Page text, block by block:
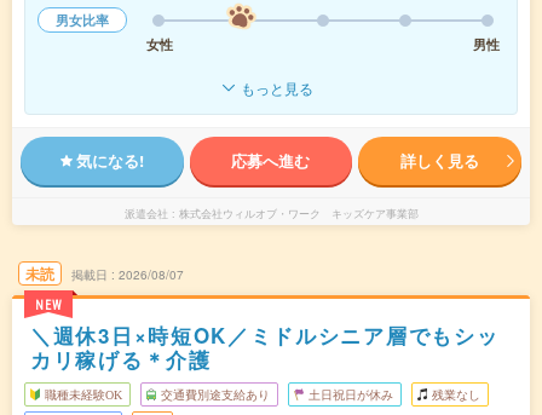
男女比率
女性
男性
もっと見る
気になる! 応募へ進む 詳しく見る
派遣会社 株式会社ウィルオブ・ワーク キッズケア事業部
未読
NEW
掲載日 2026/08/07
＼週休3日×時短OK／ミドルシニア層でもシッ
カリ稼げる＊介護
職種未経験OK 交通費別途支給あり 土日祝日が休み 残業なし